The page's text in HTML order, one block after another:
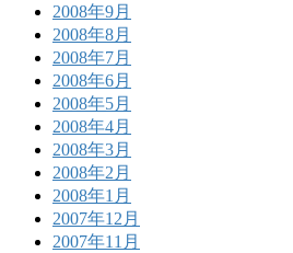
2008年9月
2008年8月
2008年7月
2008年6月
2008年5月
2008年4月
2008年3月
2008年2月
2008年1月
2007年12月
2007年11月